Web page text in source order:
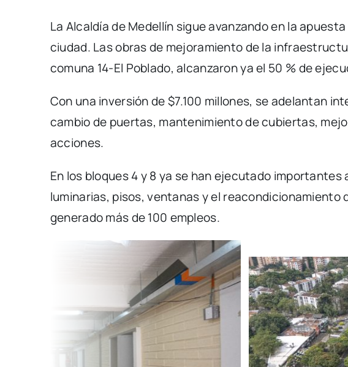
La Alcaldía de Medellín sigue avanzando en la
ciudad. Las obras de mejoramiento de la
comuna 14-El Poblado, alcanzaron ya el 50 % de
Con una inversión de $7.100 millones, se adelantan
cambio de puertas, mantenimiento de cubiertas,
acciones.
En los bloques 4 y 8 ya se han ejecutado
luminarias, pisos, ventanas y el reacondicionamiento
generado más de 100 empleos.